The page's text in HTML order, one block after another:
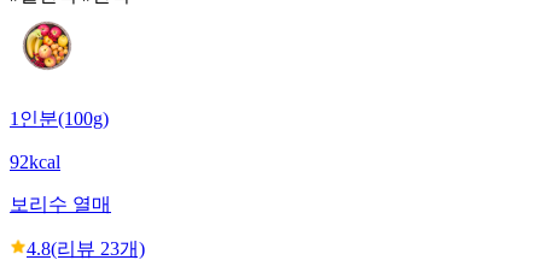
1인분(100g)
92kcal
보리수 열매
4.8(리뷰 23개)